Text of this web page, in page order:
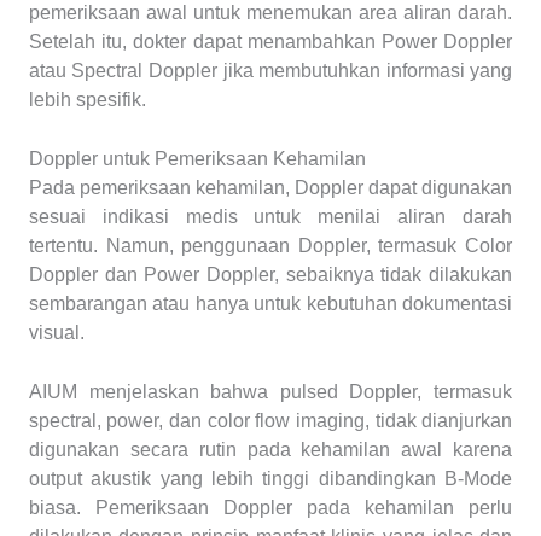
pemeriksaan awal untuk menemukan area aliran darah.
Setelah itu, dokter dapat menambahkan Power Doppler
atau Spectral Doppler jika membutuhkan informasi yang
lebih spesifik.
Doppler untuk Pemeriksaan Kehamilan
Pada pemeriksaan kehamilan, Doppler dapat digunakan
sesuai indikasi medis untuk menilai aliran darah
tertentu. Namun, penggunaan Doppler, termasuk Color
Doppler dan Power Doppler, sebaiknya tidak dilakukan
sembarangan atau hanya untuk kebutuhan dokumentasi
visual.
AIUM menjelaskan bahwa pulsed Doppler, termasuk
spectral, power, dan color flow imaging, tidak dianjurkan
digunakan secara rutin pada kehamilan awal karena
output akustik yang lebih tinggi dibandingkan B-Mode
biasa. Pemeriksaan Doppler pada kehamilan perlu